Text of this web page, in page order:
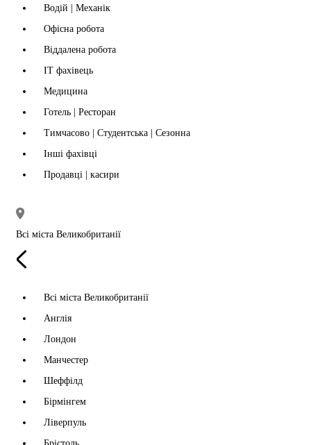
Водій | Механік
Офісна робота
Віддалена робота
IT фахівець
Медицина
Готель | Ресторан
Тимчасово | Студентська | Сезонна
Інші фахівці
Продавці | касири
Всі міста Великобританії
Всі міста Великобританії
Англія
Лондон
Манчестер
Шеффілд
Бірмінгем
Ліверпуль